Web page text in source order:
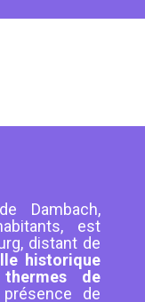
Dambach,
est
distant de
historique
de
de